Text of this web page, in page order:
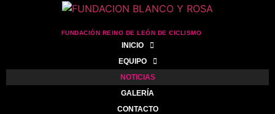
FUNDACIÓN REINO DE LEÓN DE CICLISMO
INICIO
EQUIPO
NOTICIAS
GALERÍA
CONTACTO